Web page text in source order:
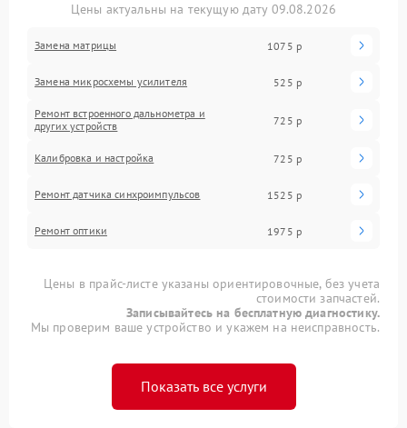
Цены актуальны на текущую дату 09.08.2026
Замена матрицы 1075 р
Замена микросхемы усилителя 525 р
Ремонт встроенного дальнометра и
других устройств
725 р
Калибровка и настройка 725 р
Ремонт датчика синхроимпульсов 1525 р
Ремонт оптики 1975 р
Цены в прайс-листе указаны ориентировочные, без учета
стоимости запчастей.
Записывайтесь на бесплатную диагностику.
Мы проверим ваше устройство и укажем на неисправность.
Показать все услуги